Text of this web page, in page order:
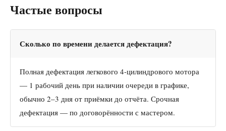
Частые вопросы
Сколько по времени делается дефектация?
Полная дефектация легкового 4-цилиндрового мотора
— 1 рабочий день при наличии очереди в графике,
обычно 2–3 дня от приёмки до отчёта. Срочная
дефектация — по договорённости с мастером.